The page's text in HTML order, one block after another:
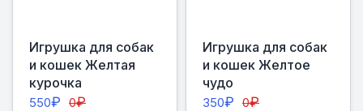
Игрушка для собак
и кошек Желтая
курочка
550₽ 0₽
Игрушка для собак
и кошек Желтое
чудо
350₽ 0₽